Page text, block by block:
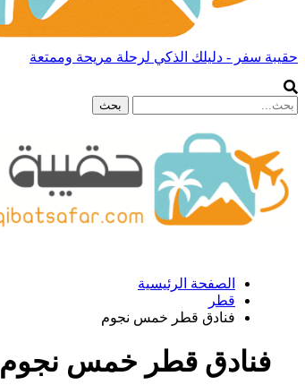
حقيبة سفر - دليلك الذكي لرحلة مريحة وممتعة
الصفحة الرئيسية
قطر
فنادق قطر خمس نجوم
فنادق قطر خمس نجوم